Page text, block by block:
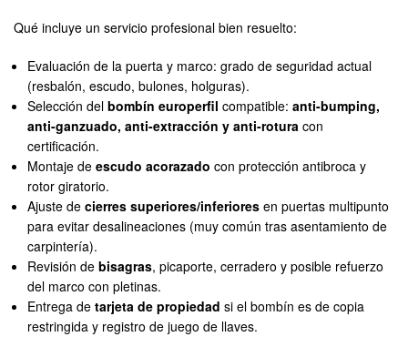
Qué incluye un servicio profesional bien resuelto:
Evaluación de la puerta y marco: grado de seguridad actual
(resbalón, escudo, bulones, holguras).
Selección delbombín europerfil compatible:anti-bumping,
anti-ganzuado, anti-extracción y anti-rotura con
certificación.
Montaje deescudo acorazado con protección antibroca y
rotor giratorio.
Ajuste decierres superiores/inferiores en puertas multipunto
para evitar desalineaciones (muy común tras asentamiento de
carpintería).
Revisión debisagras, picaporte, cerradero y posible refuerzo
del marco con pletinas.
Entrega detarjeta de propiedad si el bombín es de copia
restringida y registro de juego de llaves.